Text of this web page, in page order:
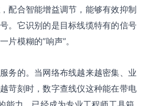
，配合智能增益调节，能够有效抑制
。它识别的是目标线缆特有的信号
片模糊的”响声”。
务的。当网络布线越来越密集、业
苛刻时，数字查线仪这种能在带电